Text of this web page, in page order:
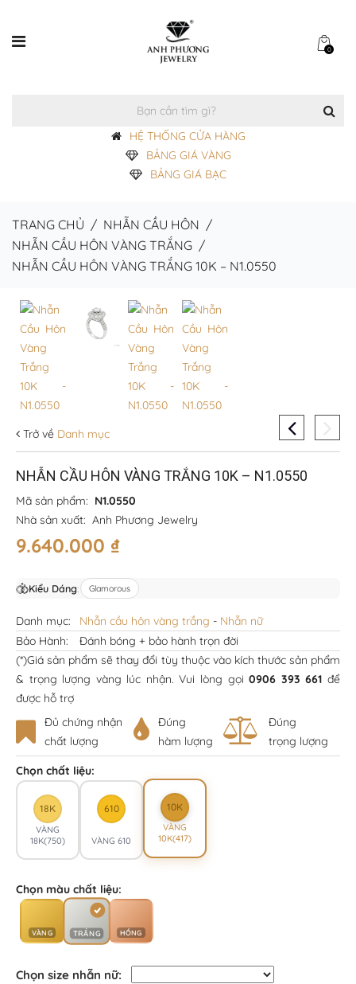
0
HỆ THỐNG CỬA HÀNG
BẢNG GIÁ VÀNG
BẢNG GIÁ BẠC
TRANG CHỦ / NHẪN CẦU HÔN /
NHẪN CẦU HÔN VÀNG TRẮNG /
NHẪN CẦU HÔN VÀNG TRẮNG 10K – N1.0550
Trở về Danh mục
NHẪN CẦU HÔN VÀNG TRẮNG 10K – N1.0550
Mã sản phẩm: N1.0550
Nhà sản xuất: Anh Phương Jewelry
9.640.000 ₫
Kiểu Dáng: Glamorous
Danh mục: Nhẫn cầu hôn vàng trắng - Nhẫn nữ
Bảo Hành:
Đánh bóng + bảo hành trọn đời
(*)Giá sản phẩm sẽ thay đổi tùy thuộc vào kích thước sản phẩm
& trọng lượng vàng lúc nhận. Vui lòng gọi0906 393 661 để
được hỗ trợ
Đủ chứng nhận
chất lượng
Đúng
hàm lượng
Đúng
trọng lượng
Chọn chất liệu:
18K
VÀNG
18K(750)
610
VÀNG 610
10K
VÀNG
10K(417)
Chọn màu chất liệu:
VÀNG TRẮNG HỒNG
Chọn size nhẫn nữ: